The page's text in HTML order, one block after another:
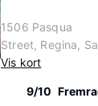
1506 Pasqua
Street, Regina,
Vis kort
9/10